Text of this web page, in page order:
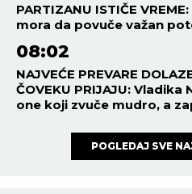
PARTIZANU ISTIČE
mora da povuče važan
08:02
NAJVEĆE PREVARE
ČOVEKU PRIJAJU:
one koji zvuče mudro, a
POGLEDAJ SVE